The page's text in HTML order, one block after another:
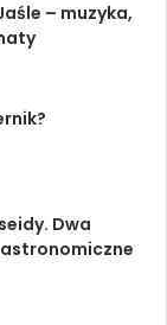
– muzyka,
Dwa